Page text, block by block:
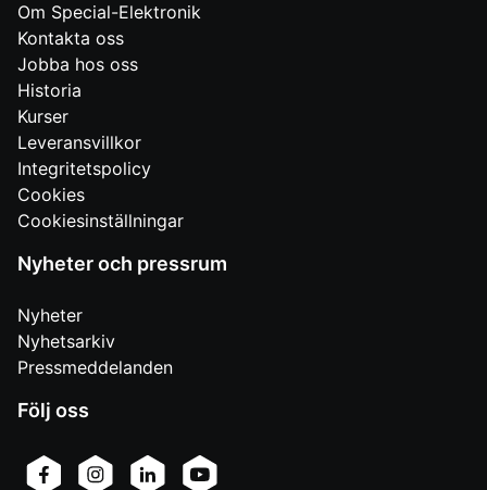
Om Special-Elektronik
Kontakta oss
Jobba hos oss
Historia
Kurser
Leveransvillkor
Integritetspolicy
Cookies
Cookiesinställningar
Nyheter och pressrum
Nyheter
Nyhetsarkiv
Pressmeddelanden
Följ oss